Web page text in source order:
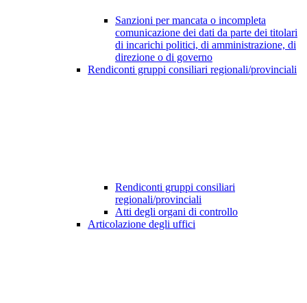
Sanzioni per mancata o incompleta
comunicazione dei dati da parte dei titolari
di incarichi politici, di amministrazione, di
direzione o di governo
Rendiconti gruppi consiliari regionali/provinciali
Rendiconti gruppi consiliari
regionali/provinciali
Atti degli organi di controllo
Articolazione degli uffici